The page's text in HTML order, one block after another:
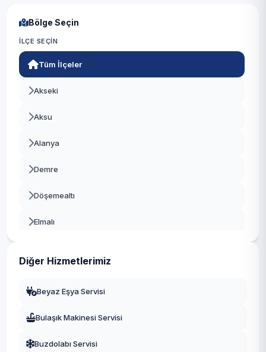
Bölge Seçin
İLÇE SEÇIN
Tüm İlçeler
Akseki
Aksu
Alanya
Demre
Döşemealtı
Elmalı
Diğer Hizmetlerimiz
Beyaz Eşya Servisi
Bulaşık Makinesi Servisi
Buzdolabı Servisi